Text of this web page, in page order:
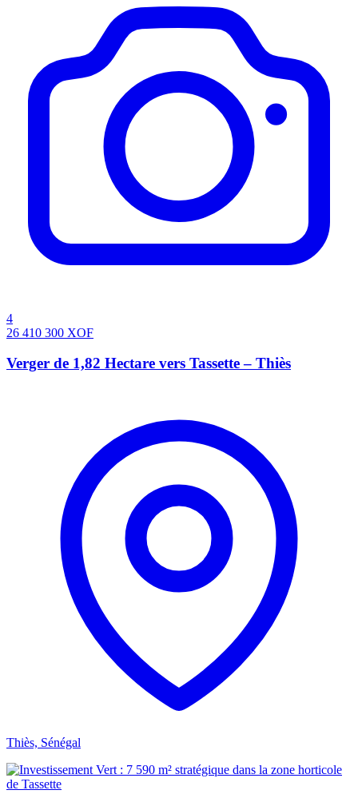
4
26 410 300 XOF
Verger de 1,82 Hectare vers Tassette – Thiès
Thiès, Sénégal